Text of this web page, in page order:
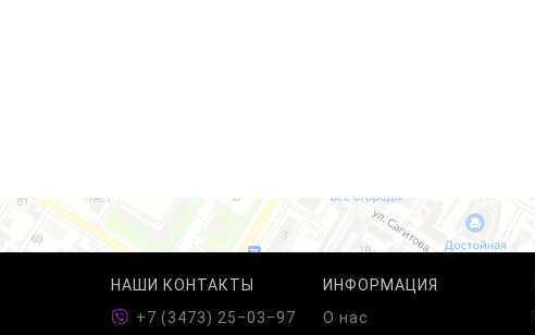
НАШИ КОНТАКТЫ
+7 (3473) 25‒03‒97
ИНФОРМАЦИЯ
О нас